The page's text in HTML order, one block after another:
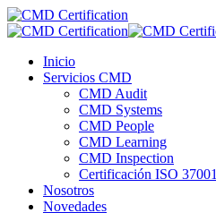
Inicio
Servicios CMD
CMD Audit
CMD Systems
CMD People
CMD Learning
CMD Inspection
Certificación ISO 37001
Nosotros
Novedades